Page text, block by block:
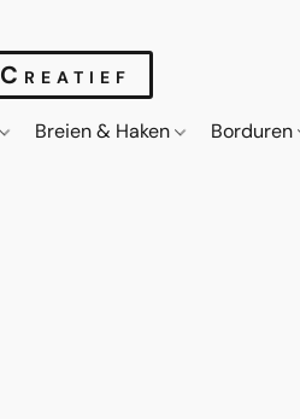
Breien & Haken Borduren